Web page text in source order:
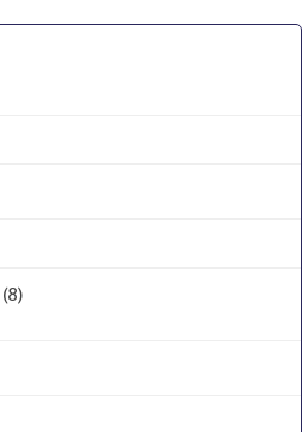
(8)